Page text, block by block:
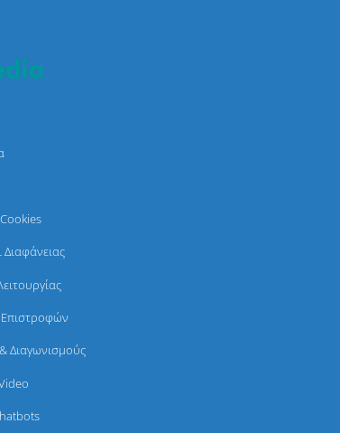
Διαγωνισμούς